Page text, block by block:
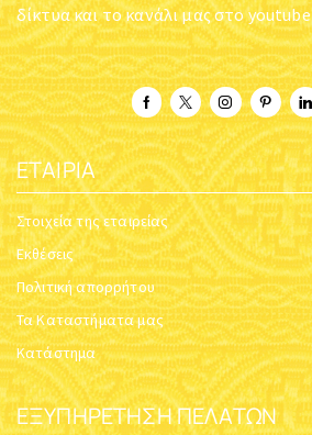
δίκτυα και το κανάλι μας στο youtube
ΕΤΑΙΡΊΑ
Στοιχεία της εταιρείας
Εκθέσεις
Πολιτική απορρήτου
Τα Καταστήματα μας
Κατάστημα
ΕΞΥΠΗΡΈΤΗΣΗ ΠΕΛΑΤΏΝ